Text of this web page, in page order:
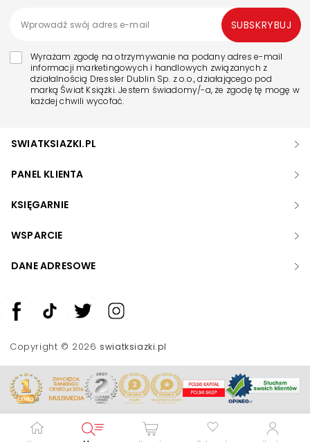
Wyrażam zgodę na otrzymywanie na podany adres e-mail
informacji marketingowych i handlowych związanych z
działalnością Dressler Dublin Sp. z o.o., działającego pod
marką Świat Książki. Jestem świadomy/-a, że zgodę tę mogę w
każdej chwili wycofać.
SUBSKRYBUJ
SWIATKSIAZKI.PL
PANEL KLIENTA
KSIĘGARNIE
WSPARCIE
DANE ADRESOWE
Copyright © 2026swiatksiazki.pl
Zwiększ rozmiar czcionki
Skala szarości
Podkreślenie linków